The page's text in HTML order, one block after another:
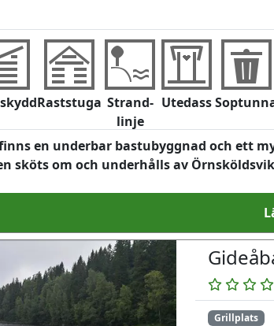
Raststuga Strand-
linje
Utedass
en underbar bastubyggnad och ett
sköts om och underhålls av
Grillplats